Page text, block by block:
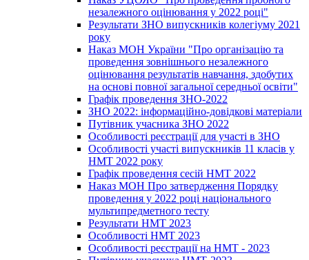
незалежного оцінювання у 2022 році"
Результати ЗНО випускників колегіуму 2021
року
Наказ МОН України "Про організацію та
проведення зовнішнього незалежного
оцінювання результатів навчання, здобутих
на основі повної загальної середньої освіти"
Графік проведення ЗНО-2022
ЗНО 2022: інформаційно-довідкові матеріали
Путівник учасника ЗНО 2022
Особливості реєстрації для участі в ЗНО
Особливості участі випускників 11 класів у
НМТ 2022 року
Графік проведення сесій НМТ 2022
Наказ МОН Про затвердження Порядку
проведення у 2022 році національного
мультипредметного тесту
Результати НМТ 2023
Особливості НМТ 2023
Особливості реєстрації на НМТ - 2023